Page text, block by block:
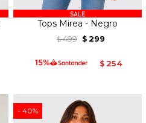
Tops Mirea - Negro
$ 499 $ 299
$ 254
40